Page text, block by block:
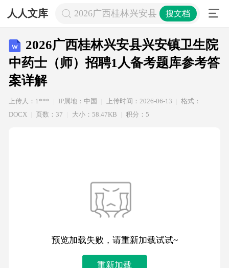
人人文库 2026广西桂林兴安县兴安镇卫生院中
搜文档
2026广西桂林兴安县兴安镇卫生院
中药士（师）招聘1人备考题库参考答
案详解
上传人：1*** IP属地：中国 上传时间：2026-06-13
格式：
DOCX
页数：37 大小：58.47KB 积分：5
预览加载失败，请重新加载试试~
重新加载